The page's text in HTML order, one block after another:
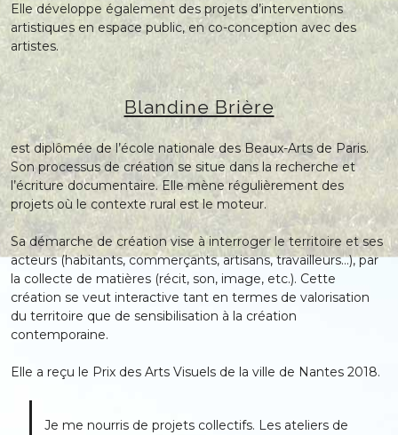
Elle développe également des projets d’interventions
artistiques en espace public, en co-conception avec des
artistes.
Blandine Brière
est diplômée de l’école nationale des Beaux-Arts de Paris.
Son processus de création se situe dans la recherche et
l’écriture documentaire. Elle mène régulièrement des
projets où le contexte rural est le moteur.
Sa démarche de création vise à interroger le territoire et ses
acteurs (habitants, commerçants, artisans, travailleurs…), par
la collecte de matières (récit, son, image, etc.). Cette
création se veut interactive tant en termes de valorisation
du territoire que de sensibilisation à la création
contemporaine.
Elle a reçu le Prix des Arts Visuels de la ville de Nantes 2018.
Je me nourris de projets collectifs. Les ateliers de